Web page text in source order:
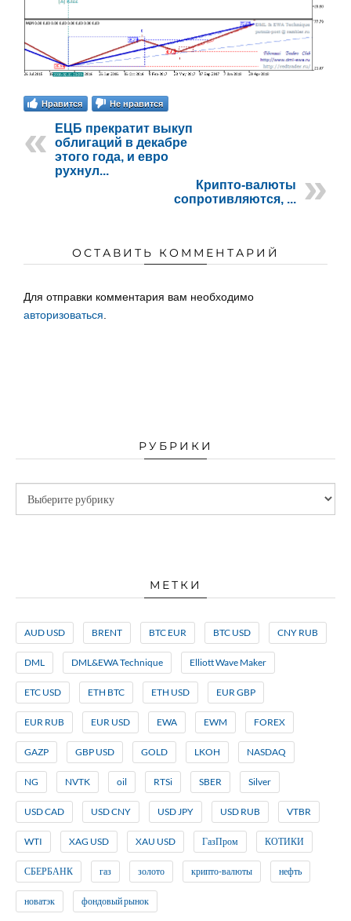
Нравится Не нравится
ЕЦБ прекратит выкуп
облигаций в декабре
этого года, и евро
рухнул...
Крипто-валюты
сопротивляются, ...
ОСТАВИТЬ КОММЕНТАРИЙ
Для отправки комментария вам необходимо
авторизоваться
РУБРИКИ
МЕТКИ
AUD USD BRENT BTC EUR BTC USD CNY RUB
DML DML&EWA Technique Elliott Wave Maker
ETC USD ETH BTC ETH USD EUR GBP
EUR RUB EUR USD EWA EWM FOREX
GAZP GBP USD GOLD LKOH NASDAQ
NG NVTK oil RTSi SBER Silver
USD CAD USD CNY USD JPY USD RUB VTBR
WTI XAG USD XAU USD ГазПром КОТИКИ
СБЕРБАНК газ золото крипто-валюты нефть
новатэк фондовый рынок